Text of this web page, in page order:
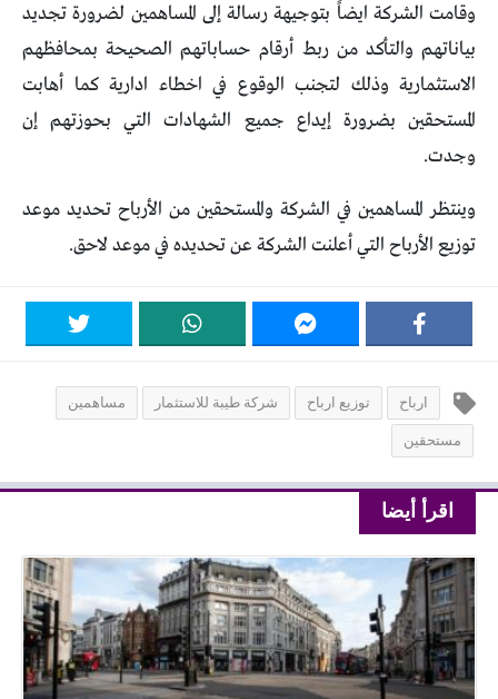
وقامت الشركة ايضاً بتوجيهة رسالة إلى المساهمين لضرورة تجديد
بياناتهم والتأكد من ربط أرقام حساباتهم الصحيحة بمحافظهم
الاستثمارية وذلك لتجنب الوقوع في اخطاء ادارية كما أهابت
المستحقين بضرورة إيداع جميع الشهادات التي بحوزتهم إن
وجدت.
وينتظر المساهمين في الشركة والمستحقين من الأرباح تحديد موعد
توزيع الأرباح التي أعلنت الشركة عن تحديده في موعد لاحق.
ارباح توزيع ارباح شركة طيبة للاستثمار مساهمين
مستحقين
اقرأ أيضا